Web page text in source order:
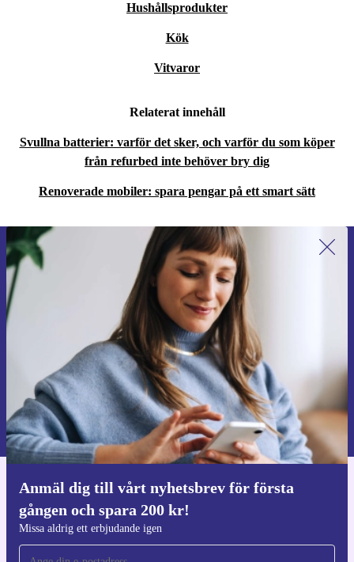
Hushållsprodukter
Kök
Vitvaror
Relaterat innehåll
Svullna batterier: varför det sker, och varför du som köper
från refurbed inte behöver bry dig
Renoverade mobiler: spara pengar på ett smart sätt
Anmäl dig till vårt nyhetsbrev för första
gången och spara 200 kr!
Missa aldrig ett erbjudande igen
Anmäl dig till vårt nyhetsbrev för
första gången och spara 200 kr!
Missa aldrig ett erbjudande igen.
Begär kupong
Information om användningen av personuppgifter finns i vår
Integritetspolicy
Ladda ner refurbed appen
För iOS och Android